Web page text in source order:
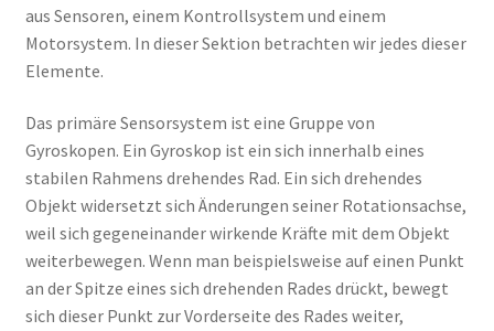
aus Sensoren, einem Kontrollsystem und einem
Motorsystem. In dieser Sektion betrachten wir jedes dieser
Elemente.
Das primäre Sensorsystem ist eine Gruppe von
Gyroskopen. Ein Gyroskop ist ein sich innerhalb eines
stabilen Rahmens drehendes Rad. Ein sich drehendes
Objekt widersetzt sich Änderungen seiner Rotationsachse,
weil sich gegeneinander wirkende Kräfte mit dem Objekt
weiterbewegen. Wenn man beispielsweise auf einen Punkt
an der Spitze eines sich drehenden Rades drückt, bewegt
sich dieser Punkt zur Vorderseite des Rades weiter,